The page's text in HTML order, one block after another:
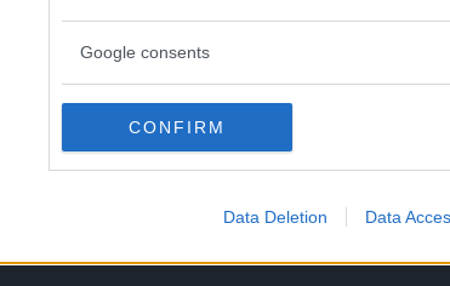
Google consents
CONFIRM
Data Deletion Data
Tabbert Cazadora: Snygg vagn
för designmedvetna
Är Cazadora fortfarande en riktig Tabbert?